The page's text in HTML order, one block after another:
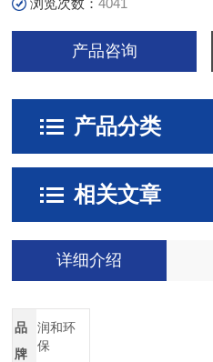
浏览次数：4041
产品咨询
产品分类
相关文章
详细介绍
品
牌
润和环
保